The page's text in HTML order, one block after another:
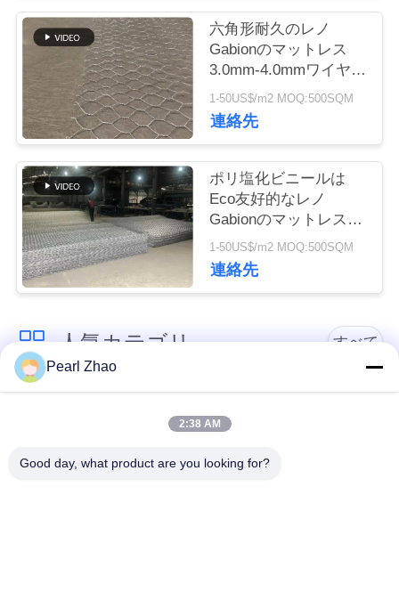
ツ
ー
品
質
管
理
連
絡
く
さ
六角形耐久のレノ
Gabionのマットレス
3.0mm-4.0mmワイヤー
直径
1-50US$/m2 MOQ:500SQM
連絡先
ポリ塩化ビニールは
Eco友好的なレノ
Gabionのマットレス斜
面の保護に塗った
1-50US$/m2 MOQ:500SQM
連絡先
人気カテゴリ すべて
ュ
Pearl Zhao
2:38 AM
Good day, what product are you looking for?